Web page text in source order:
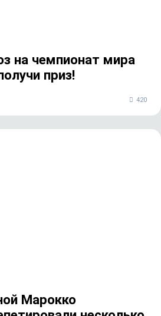
на чемпионат мира
приз!
420
Марокко